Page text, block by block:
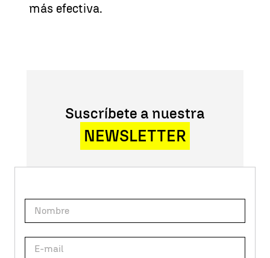
más efectiva.
Suscríbete a nuestra
NEWSLETTER